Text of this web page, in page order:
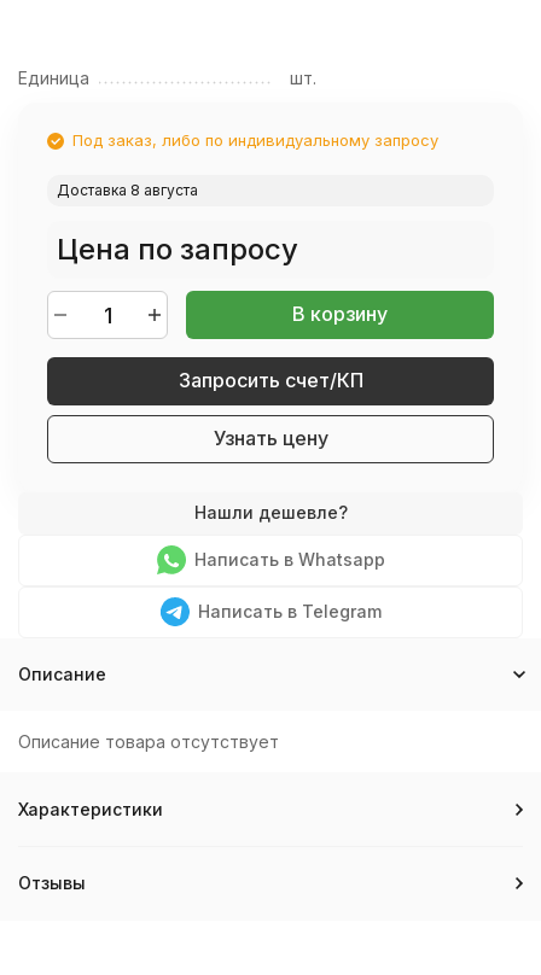
Единица шт.
Под заказ, либо по индивидуальному запросу
Доставка 8 августа
Цена по запросу
В корзину
Запросить счет/КП
Узнать цену
Написать в Whatsapp
Написать в Telegram
Описание
Описание товара отсутствует
Характеристики
Отзывы